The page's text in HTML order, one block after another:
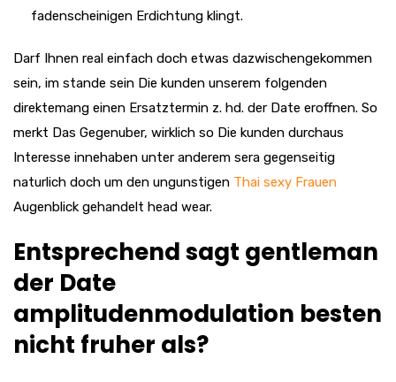
fadenscheinigen Erdichtung klingt.
Darf Ihnen real einfach doch etwas dazwischengekommen
sein, im stande sein Die kunden unserem folgenden
direktemang einen Ersatztermin z. hd. der Date eroffnen. So
merkt Das Gegenuber, wirklich so Die kunden durchaus
Interesse innehaben unter anderem sera gegenseitig
naturlich doch um den ungunstigen Thai sexy Frauen
Augenblick gehandelt head wear.
Entsprechend sagt gentleman
der Date
amplitudenmodulation besten
nicht fruher als?